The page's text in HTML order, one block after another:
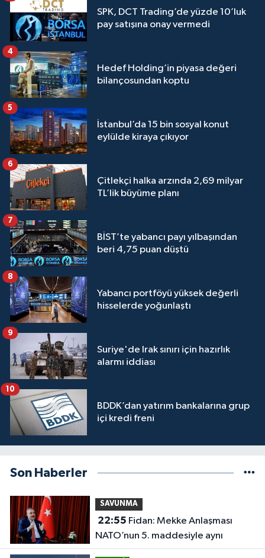
SPK, DCT Trading’de yüzde 10’luk
pay satışına onay vermedi
Hedef Holding’in piyasa değeri
bilançosundan koptu
4
İstanbul’da 15 bin sosyal konut
eylülde kiraya çıkıyor
5
Çitlekçi halka arzında 2,69 milyar
TL’lik büyüme planı
6
BİST’te yabancı payı yılbaşından
beri 4,75 puan düştü
7
Yabancı portföyü yüksek değerli
hisselerde yoğunlaştı
8
Suriye'de Irak sınırı için hazırlık
alarmı iddiası
9
BDDK’dan yatırım bankalarına grup
içi kredi freni
10
Son Haberler
SAVUNMA
22:55
NATO’nun 5. maddesiyle aynı